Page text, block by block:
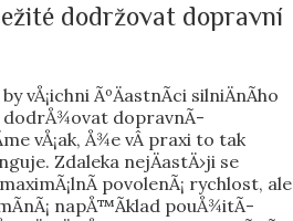
dodržovat dopravní
vÅ¡ichni ÃºÄastnÃ­ci silniÄnÃ­ho
dodrÅ¾ovat dopravnÃ­
vÅ¡ak, Å¾e vÂ praxi to tak
Zdaleka nejÄastÄ›ji se
povolenÃ¡ rychlost, ale
napÅ™Ã­klad pouÅ¾itÃ­